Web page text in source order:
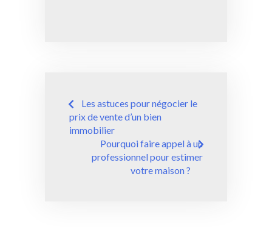
Navigation
de
l’article
Les astuces pour négocier le
prix de vente d’un bien
immobilier
Pourquoi faire appel à un
professionnel pour estimer
votre maison ?